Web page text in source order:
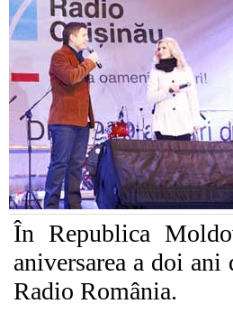
În Republica
aniversarea a doi
Radio România.